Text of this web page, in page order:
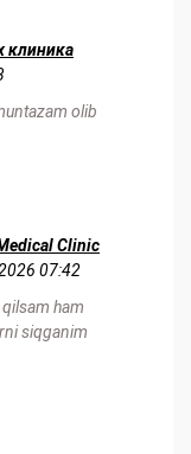
клиника
olib
Clinic
07:42
ham
siqganim